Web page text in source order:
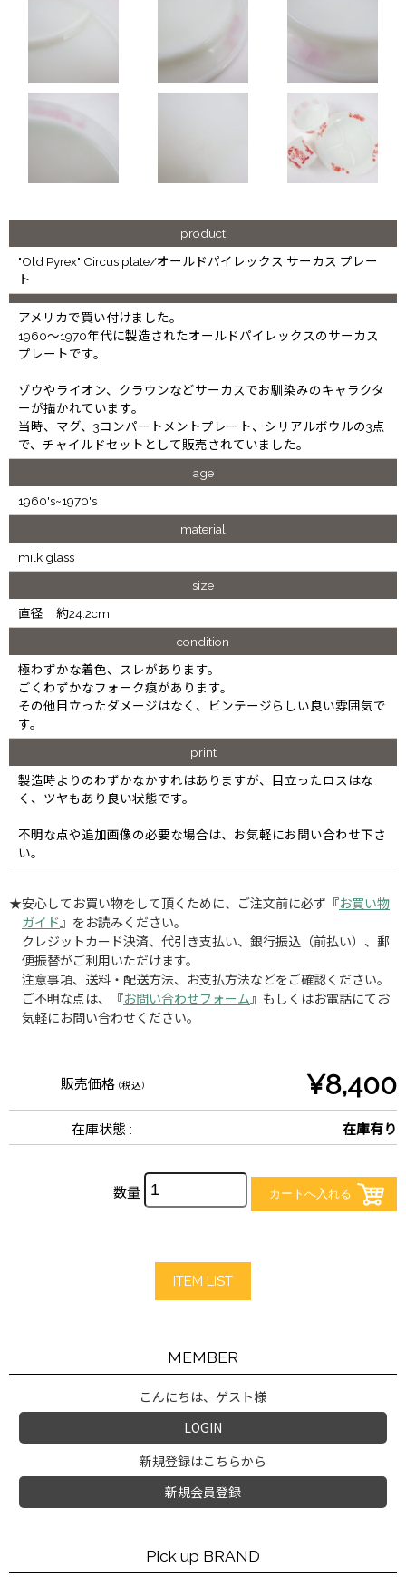
product
"Old Pyrex" Circus plate/オールドパイレックス サーカス プレー
ト
アメリカで買い付けました。
1960〜1970年代に製造されたオールドパイレックスのサーカス
プレートです。
ゾウやライオン、クラウンなどサーカスでお馴染みのキャラクタ
ーが描かれています。
当時、マグ、3コンパートメントプレート、シリアルボウルの3点
で、チャイルドセットとして販売されていました。
age
1960's~1970's
material
milk glass
size
直径 約24.2cm
condition
極わずかな着色、スレがあります。
ごくわずかなフォーク痕があります。
その他目立ったダメージはなく、ビンテージらしい良い雰囲気で
す。
print
製造時よりのわずかなかすれはありますが、目立ったロスはな
く、ツヤもあり良い状態です。
不明な点や追加画像の必要な場合は、お気軽にお問い合わせ下さ
い。
★安心してお買い物をして頂くために、ご注文前に必ず『お買い物
ガイド 』をお読みください。
クレジットカード決済、代引き支払い、銀行振込（前払い）、郵
便振替がご利用いただけます。
注意事項、送料・配送方法、お支払方法などをご確認ください。
ご不明な点は、『お問い合わせフォーム 』もしくはお電話にてお
気軽にお問い合わせください。
販売価格 (税込) ¥8,400
在庫状態 : 在庫有り
数量
ITEM LIST
MEMBER
こんにちは、ゲスト様
LOGIN
新規登録はこちらから
新規会員登録
Pick up BRAND